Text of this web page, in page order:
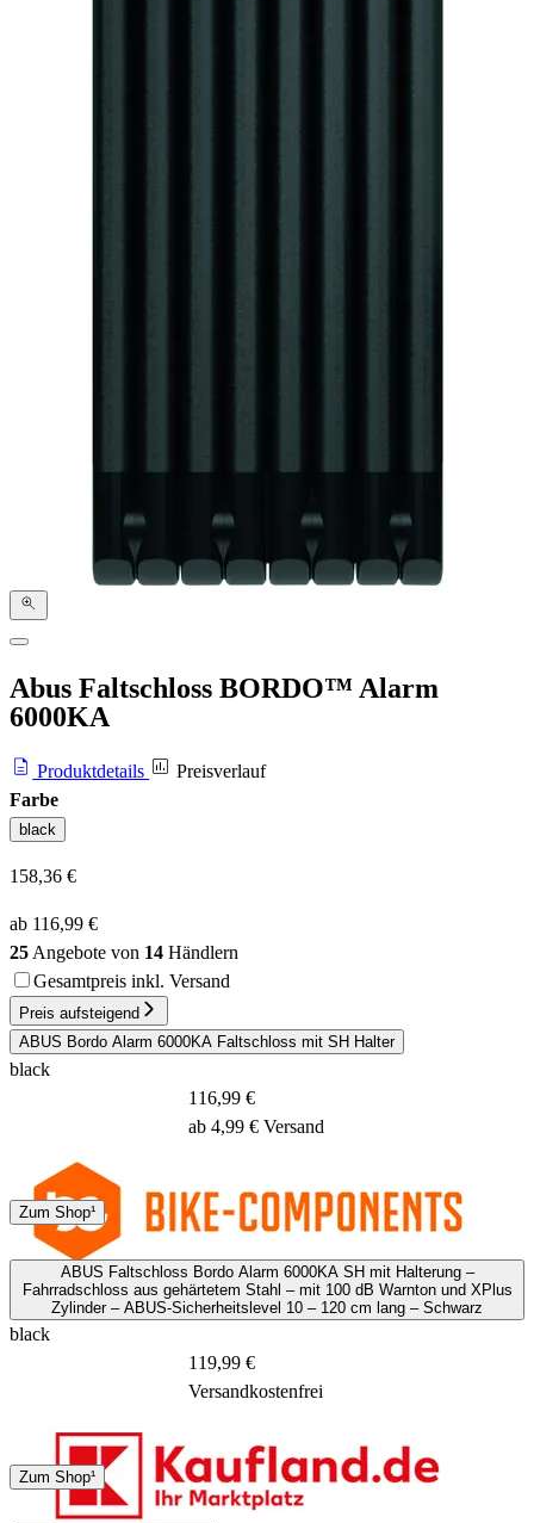
Abus Faltschloss BORDO™ Alarm
6000KA
Produktdetails
Preisverlauf
Farbe
black
158,36 €
ab 116,99 €
25 Angebote von 14 Händlern
Gesamtpreis inkl. Versand
Preis aufsteigend
ABUS Bordo Alarm 6000KA Faltschloss mit SH Halter
black
DHL
2 - 4 Tage
116,99 €
ab 4,99 € Versand
Zum Shop¹
ABUS Faltschloss Bordo Alarm 6000KA SH mit Halterung –
Fahrradschloss aus gehärtetem Stahl – mit 100 dB Warnton und XPlus
Zylinder – ABUS-Sicherheitslevel 10 – 120 cm lang – Schwarz
black
DHL
2 - 3 Tage
119,99 €
Versandkostenfrei
Zum Shop¹